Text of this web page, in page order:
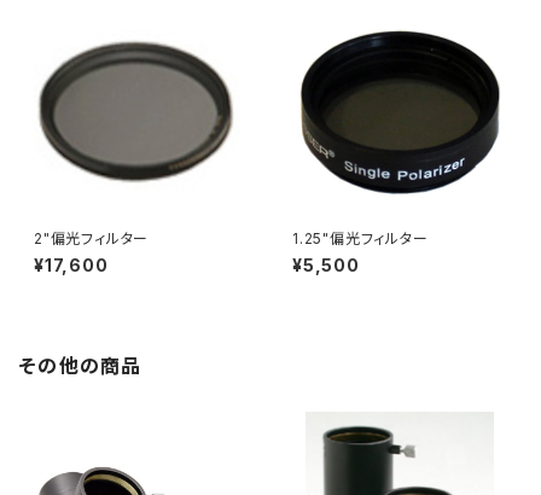
2"偏光フィルター
¥17,600
1.25"偏光フィルター
¥5,500
その他の商品